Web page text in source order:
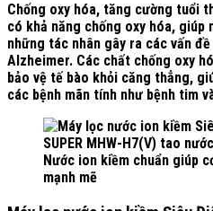
Chống oxy hóa, tăng cường tuổi
có khả năng chống oxy hóa,
những tác nhân gây ra các vấn
Alzheimer. Các chất chống oxy
bảo vệ tế bào khỏi căng thẳng,
các bệnh mãn tính như bệnh tim
Nước ion kiềm chuẩn giúp
mạnh mẽ